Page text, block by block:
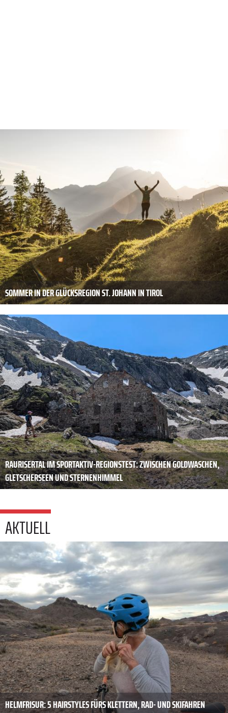
SOMMER IN DER GLÜCKSREGION ST. JOHANN IN TIROL
RAURISERTAL IM SPORTAKTIV-REGIONSTEST: ZWISCHEN GOLDWASCHEN,
GLETSCHERSEEN UND STERNENHIMMEL
AKTUELL
HELMFRISUR: 5 HAIRSTYLES FÜRS KLETTERN, RAD- UND SKIFAHREN